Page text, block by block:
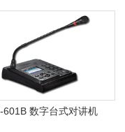
601B 数字台式对讲机